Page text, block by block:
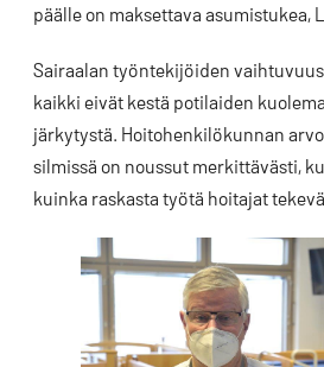
päälle on maksettava asumistukea,
Sairaalan työntekijöiden
kaikki eivät kestä potilaiden
järkytystä. Hoitohenkilökunnan
silmissä on noussut merkittävästi,
kuinka raskasta työtä hoitajat